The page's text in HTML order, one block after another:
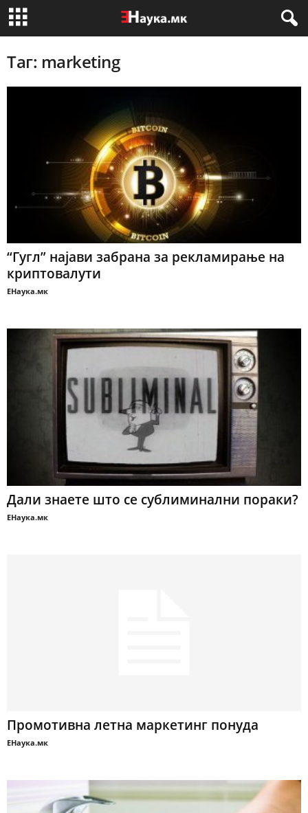
Таг: marketing
“Гугл” најави забрана за рекламирање на
криптовалути
ЕНаука.мк
Дали знаете што се сублиминални пораки?
ЕНаука.мк
Промотивна летна маркетинг понуда
ЕНаука.мк